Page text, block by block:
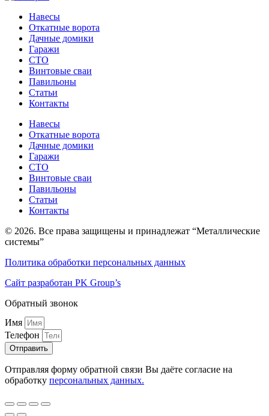
Навесы
Откатные ворота
Дачные домики
Гаражи
СТО
Винтовые сваи
Павильоны
Статьи
Контакты
Навесы
Откатные ворота
Дачные домики
Гаражи
СТО
Винтовые сваи
Павильоны
Статьи
Контакты
© 2026. Все права защищены и принадлежат “Металлические
системы”
Политика обработки персональных данных
Сайт разработан PK Group’s
Обратный звонок
Имя
Телефон
Отправить
Отправляя форму обратной связи Вы даёте согласие на
обработку персональных данных.